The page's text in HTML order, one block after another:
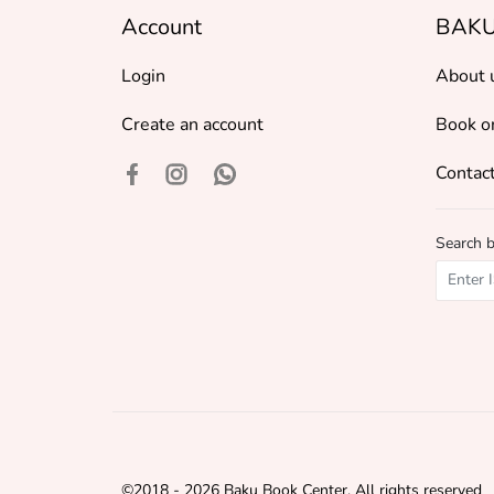
Account
Login
Create an account
About
Book
Search